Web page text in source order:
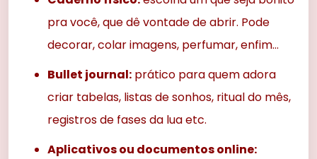
pra você, que dê vontade de abrir. Pode
decorar, colar imagens, perfumar, enfim…
Bullet journal: prático para quem adora
criar tabelas, listas de sonhos, ritual do mês,
registros de fases da lua etc.
Aplicativos ou documentos online: